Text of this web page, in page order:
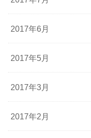
2017年6月
2017年5月
2017年3月
2017年2月